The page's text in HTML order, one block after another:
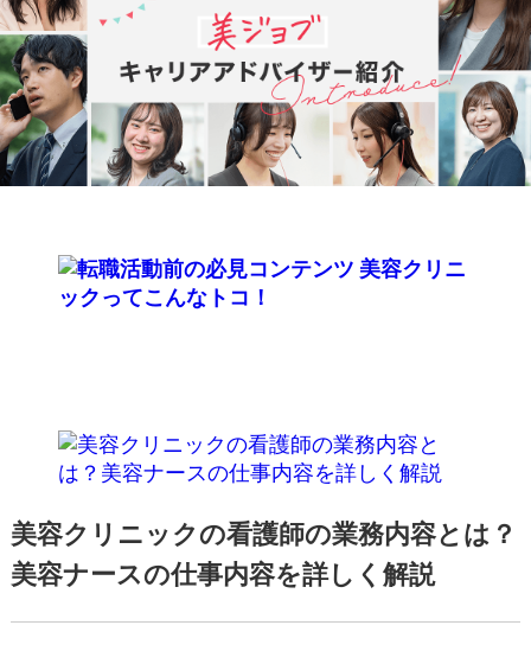
美容クリニックの看護師の業務内容とは？
美容ナースの仕事内容を詳しく解説